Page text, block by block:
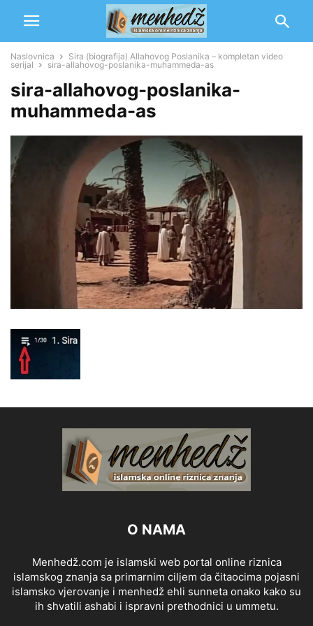
Naslovnica
Sira (biografija) Allahovog Poslanika – kompletan video
serijal
sira-allahovog-poslanika-muhammeda-as
sira-allahovog-poslanika-
muhammeda-as
O NAMA
Menhedž.com je islamski web portal online riznica
islamskog znanja sa primarnim ciljem da čitaocima pojasni
islamsko vjerovanje i menhedž ehli sunneta onako kako su
ih shvatili ashabi i ispravni prethodnici u ummetu.